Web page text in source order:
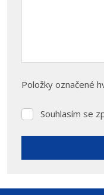
Položky označené
Souhlasím
zpracováním
Souhlasím se
se